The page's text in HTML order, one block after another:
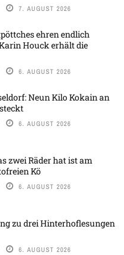
7. AUGUST 2026
ehren endlich
Houck erhält die
6. AUGUST 2026
Neun Kilo Kokain an
6. AUGUST 2026
zwei Räder hat ist am
Kö
6. AUGUST 2026
zu drei Hinterhoflesungen
6. AUGUST 2026